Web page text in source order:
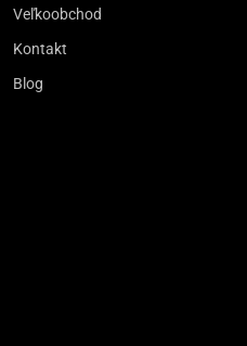
Veľkoobchod
Kontakt
Blog